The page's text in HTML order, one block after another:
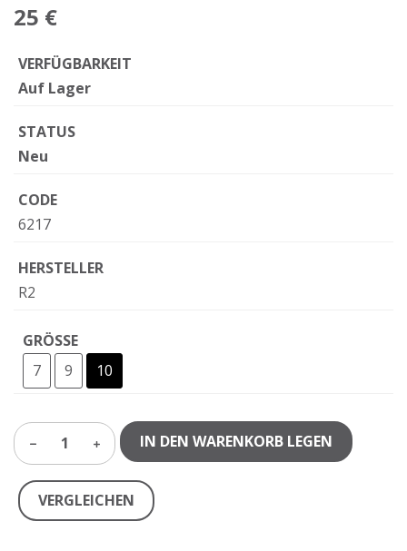
25 €
VERFÜGBARKEIT
Auf Lager
STATUS
Neu
CODE
6217
HERSTELLER
R2
GRÖSSE
7
9 10
1 IN DEN WARENKORB LEGEN
VERGLEICHEN